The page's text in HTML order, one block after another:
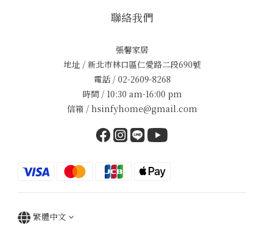
聯絡我們
張馨家居
地址 / 新北市林口區仁愛路二段690號
電話 / 02-2609-8268
時間 / 10:30 am-16:00 pm
信箱 / hsinfyhome@gmail.com
繁體中文